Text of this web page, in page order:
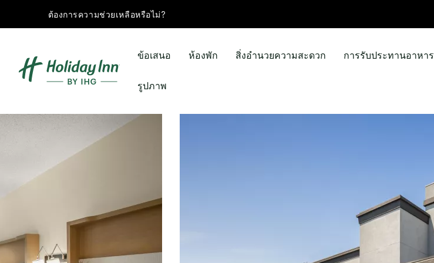
ต้องการความช่วยเหลือหรือไม่?
ข้อเสนอ ห้องพัก สิ่งอำนวยความสะดวก การรับประทานอาหาร
รูปภาพ